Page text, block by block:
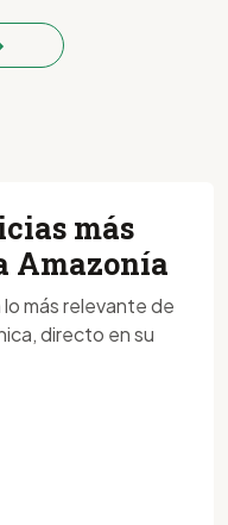
más
Amazonía
más relevante de
directo en su